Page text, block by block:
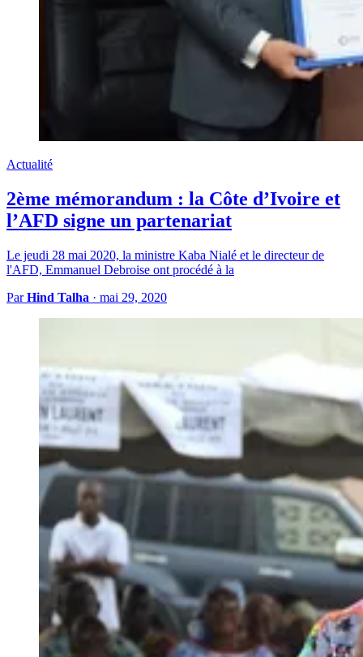
Actualité
2ème mémorandum : la Côte d’Ivoire et
l’AFD signe un partenariat
Le jeudi 28 mai 2020, la ministre Kaba Nialé et le directeur de
l'AFD, Emmanuel Debroise ont procédé à la
ParHind Talha · mai 29, 2020